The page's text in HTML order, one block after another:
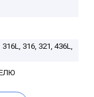
316, 321, 436L,